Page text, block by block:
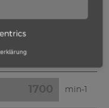
min-1